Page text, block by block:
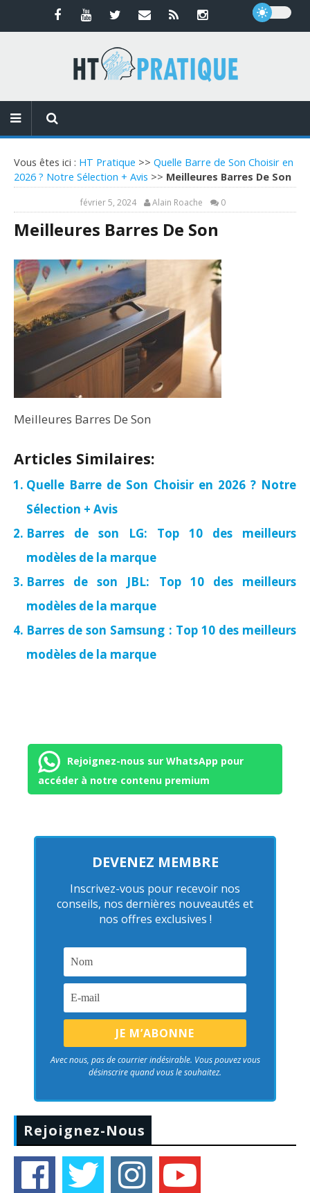
Vous êtes ici : HT Pratique >> Quelle Barre de Son Choisir en
2026 ? Notre Sélection + Avis >> Meilleures Barres De Son
février 5, 2024 Alain Roache 0
Meilleures Barres De Son
Meilleures Barres De Son
Articles Similaires:
Quelle Barre de Son Choisir en 2026 ? Notre
Sélection + Avis
Barres de son LG: Top 10 des meilleurs
modèles de la marque
Barres de son JBL: Top 10 des meilleurs
modèles de la marque
Barres de son Samsung : Top 10 des meilleurs
modèles de la marque
Rejoignez-nous sur WhatsApp pour
accéder à notre contenu premium
DEVENEZ MEMBRE
Inscrivez-vous pour recevoir nos
conseils, nos dernières nouveautés et
nos offres exclusives !
Avec nous, pas de courrier indésirable. Vous pouvez vous
désinscrire quand vous le souhaitez.
Rejoignez-Nous